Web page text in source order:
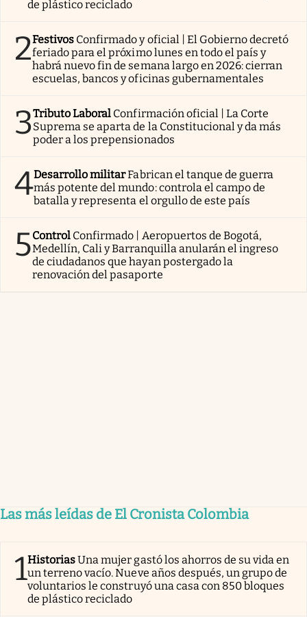
de plástico reciclado
2Festivos Confirmado y oficial | El Gobierno decretó
feriado para el próximo lunes en todo el país y
habrá nuevo fin de semana largo en 2026: cierran
escuelas, bancos y oficinas gubernamentales
3Tributo Laboral Confirmación oficial | La Corte
Suprema se aparta de la Constitucional y da más
poder a los prepensionados
4Desarrollo militarFabrican el tanque de guerra
más potente del mundo: controla el campo de
batalla y representa el orgullo de este país
5Control Confirmado | Aeropuertos de Bogotá,
Medellín, Cali y Barranquilla anularán el ingreso
de ciudadanos que hayan postergado la
renovación del pasaporte
Las más leídas de El Cronista Colombia
1HistoriasUna mujer gastó los ahorros de su vida en
un terreno vacío. Nueve años después, un grupo de
voluntarios le construyó una casa con 850 bloques
de plástico reciclado